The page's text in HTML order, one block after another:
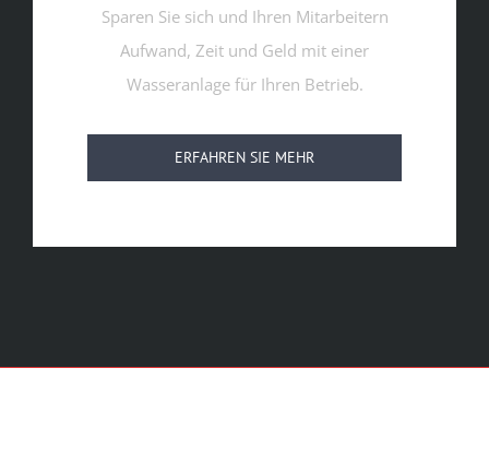
Sparen Sie sich und Ihren Mitarbeitern
Aufwand, Zeit und Geld mit einer
Wasseranlage für Ihren Betrieb.
ERFAHREN SIE MEHR